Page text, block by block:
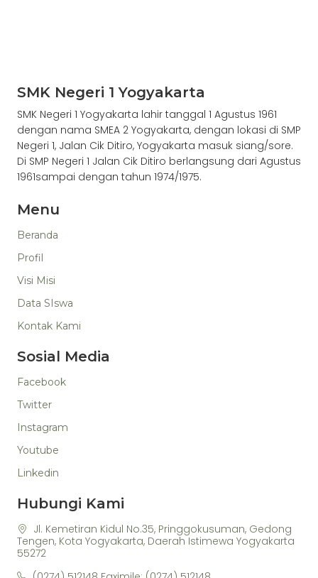
SMK Negeri 1 Yogyakarta
SMK Negeri 1 Yogyakarta lahir tanggal 1 Agustus 1961
dengan nama SMEA 2 Yogyakarta, dengan lokasi di SMP
Negeri 1, Jalan Cik Ditiro, Yogyakarta masuk siang/sore.
Di SMP Negeri 1 Jalan Cik Ditiro berlangsung dari Agustus
1961sampai dengan tahun 1974/1975.
Menu
Beranda
Profil
Visi Misi
Data SIswa
Kontak Kami
Sosial Media
Facebook
Twitter
Instagram
Youtube
Linkedin
Hubungi Kami
Jl. Kemetiran Kidul No.35, Pringgokusuman, Gedong
Tengen, Kota Yogyakarta, Daerah Istimewa Yogyakarta
55272